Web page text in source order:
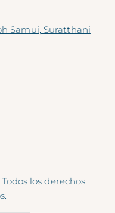
Samui, Suratthani
los derechos